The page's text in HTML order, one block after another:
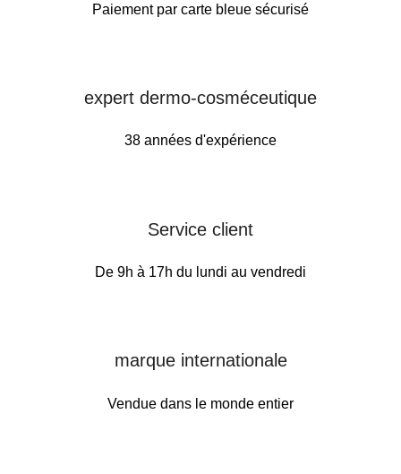
Paiement par carte bleue sécurisé
expert dermo-cosméceutique
38 années d'expérience
Service client
De 9h à 17h du lundi au vendredi
marque internationale
Vendue dans le monde entier